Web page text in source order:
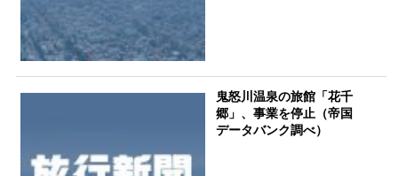
鬼怒川温泉の旅館「花千
郷」、事業を停止（帝国
データバンク調べ）